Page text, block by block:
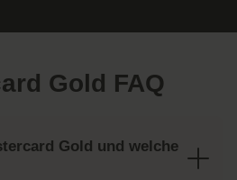
Gold FAQ
Gold und welche